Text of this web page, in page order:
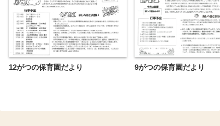
12がつの保育園だより 9がつの保育園だより